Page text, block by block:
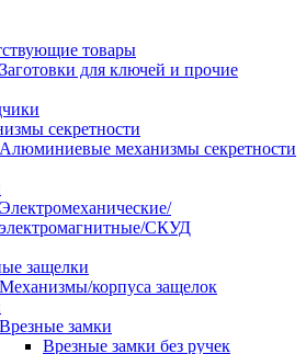
товары
Заготовки для ключей и прочие
секретности
Алюминиевые механизмы секретности
Электромеханические/
электромагнитные/СКУД
защелки
Механизмы/корпуса защелок
Врезные замки
Врезные замки без ручек